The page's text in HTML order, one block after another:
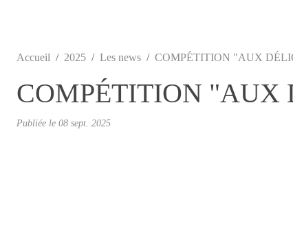
Accueil 2025 Les news COMPÉTITION "AUX
COMPÉTITION "AUX
Publiée le 08 sept. 2025